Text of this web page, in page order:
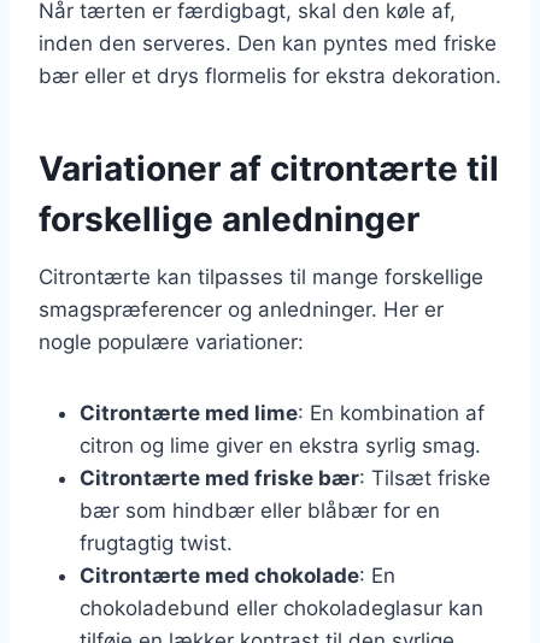
Når tærten er færdigbagt, skal den køle af,
inden den serveres. Den kan pyntes med friske
bær eller et drys flormelis for ekstra dekoration.
Variationer af citrontærte til
forskellige anledninger
Citrontærte kan tilpasses til mange forskellige
smagspræferencer og anledninger. Her er
nogle populære variationer:
Citrontærte med lime: En kombination af
citron og lime giver en ekstra syrlig smag.
Citrontærte med friske bær: Tilsæt friske
bær som hindbær eller blåbær for en
frugtagtig twist.
Citrontærte med chokolade: En
chokoladebund eller chokoladeglasur kan